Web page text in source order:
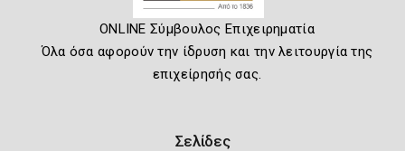
ONLINE Σύμβουλος Επιχειρηματία
Όλα όσα αφορούν την ίδρυση και την λειτουργία της
επιχείρησής σας.
Σελίδες